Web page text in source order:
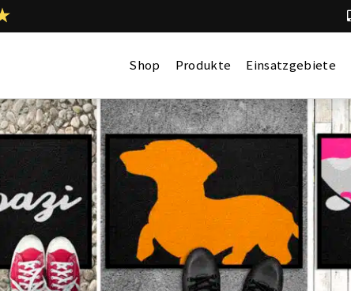
Shop Produkte Einsatzgebiete